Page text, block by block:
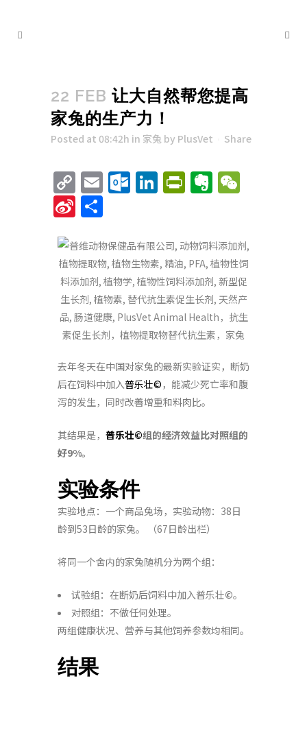
22 FEB 让大自然帮您提高
家兔的生产力！
Posted at 08:42h in 家兔 by PlusVet Share
Copy
Link
EmailOutlook.com
LinkedInEvernote
Sina
去年冬天在中国对家兔的最新实验证实，断奶
后在饲料中加入普乐壮© ，能减少死亡率和腹
泻的发生，同时改善增重和料肉比。
其结果是， 普乐壮©组的经济效益比对照组的
好9%。
实验条件
实验地点：一个商品兔场，实验动物：38日
龄到53日龄的家兔。 （67日龄出栏）
将同一个舍内的家兔随机分为两个组：
试验组：在断奶后饲料中加入普乐壮©。
对照组：不做任何处理。
两组健康状况、营养与其他饲养参数均相同。
结果